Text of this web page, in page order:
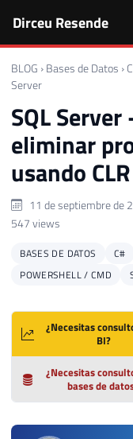
Dirceu Resende
BLOG › Bases de Datos ›
Server
SQL
eliminar
usando
11 de septiembre de
547 views
BASES DE DATOS C#
POWERSHELL / CMD
¿Necesitas
BI?
¿Necesitas
bases de